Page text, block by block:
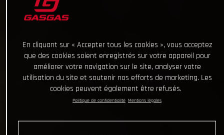
En cliquant sur « Accepter tous les cookies », vous acceptez
que des cookies soient enregistrés sur votre appareil pour
améliorer votre navigation sur le site, analyser votre
utilisation du site et soutenir nos efforts de marketing. Les
cookies peuvent également être refusés.
Politique de confidentialité Mentions légales